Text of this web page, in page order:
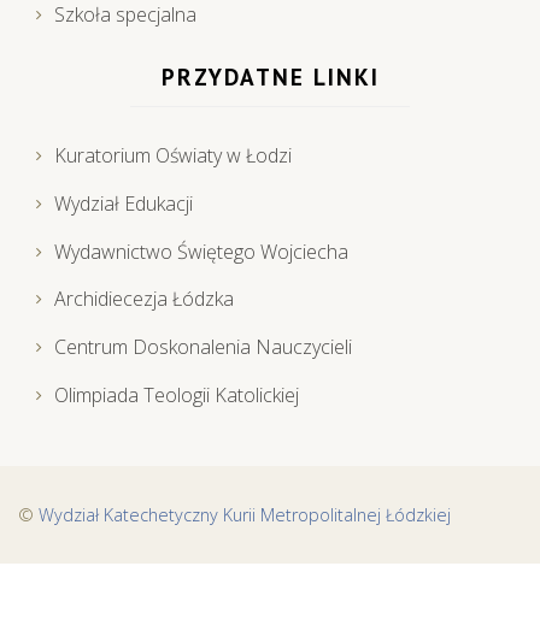
Szkoła specjalna
PRZYDATNE LINKI
Kuratorium Oświaty w Łodzi
Wydział Edukacji
Wydawnictwo Świętego Wojciecha
Archidiecezja Łódzka
Centrum Doskonalenia Nauczycieli
Olimpiada Teologii Katolickiej
© Wydział Katechetyczny Kurii Metropolitalnej Łódzkiej